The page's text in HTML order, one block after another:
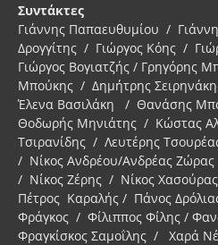
Συντάκτες
Γιάννης Παπαευθυμίου /
Δρογγίτης / Γιώργος Κόης /
Γιώργος Βογιατζής / Γρηγόρης
Μπούκης / Δημήτρης
Έλενα Βασιλάκη / Θανάσης
Θοδωρής Μηνιάτης / Κώστας
Τσιρανίδης / Λευτέρης
/ Νίκος Ανδρέου/Ανδρέας Ζώρας
/ Νίκος Ζέρης / Νίκος
Πέτρος Καραλής / Πάνος
Φράγκος / Φίλιππος Φίλης /
Φραγκίσκος Σαμοΐλης / Χαρά